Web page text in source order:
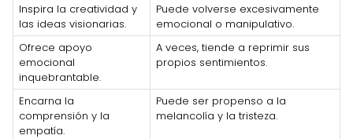
Inspira la creatividad y
las ideas visionarias.
Puede volverse excesivamente
emocional o manipulativo.
Ofrece apoyo
emocional
inquebrantable.
A veces, tiende a reprimir sus
propios sentimientos.
Encarna la
comprensión y la
empatía.
Puede ser propenso a la
melancolía y la tristeza.